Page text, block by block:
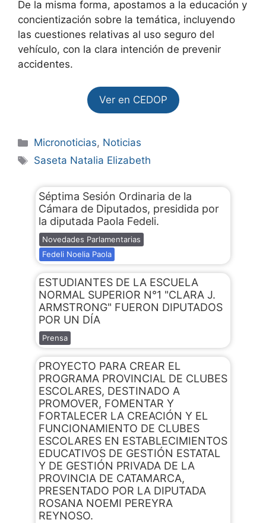
De la misma forma, apostamos a la educación y
concientización sobre la temática, incluyendo
las cuestiones relativas al uso seguro del
vehículo, con la clara intención de prevenir
accidentes.
Ver en CEDOP
Micronoticias, Noticias
Saseta Natalia Elizabeth
Séptima Sesión Ordinaria de la
Cámara de Diputados, presidida por
la diputada Paola Fedeli.
Novedades Parlamentarias
Fedeli Noelia Paola
ESTUDIANTES DE LA ESCUELA
NORMAL SUPERIOR N°1 "CLARA J.
ARMSTRONG" FUERON DIPUTADOS
POR UN DÍA
Prensa
PROYECTO PARA CREAR EL
PROGRAMA PROVINCIAL DE CLUBES
ESCOLARES, DESTINADO A
PROMOVER, FOMENTAR Y
FORTALECER LA CREACIÓN Y EL
FUNCIONAMIENTO DE CLUBES
ESCOLARES EN ESTABLECIMIENTOS
EDUCATIVOS DE GESTIÓN ESTATAL
Y DE GESTIÓN PRIVADA DE LA
PROVINCIA DE CATAMARCA,
PRESENTADO POR LA DIPUTADA
ROSANA NOEMI PEREYRA
REYNOSO.